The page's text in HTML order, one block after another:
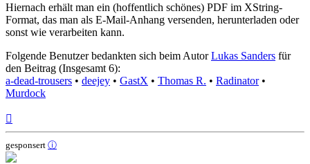
Hiernach erhält man ein (hoffentlich schönes) PDF im XString-
Format, das man als E-Mail-Anhang versenden, herunterladen oder
sonst wie verarbeiten kann.
Folgende Benutzer bedankten sich beim AutorLukas Sanders für
den Beitrag (Insgesamt 6):
a-dead-trousers • deejey • GastX • Thomas R. • Radinator•
Murdock
gesponsert ⓘ